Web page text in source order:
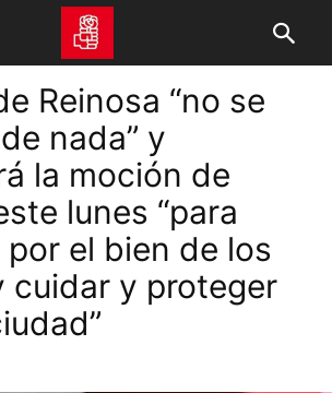
Reinosa “no se
nada” y
la moción de
lunes “para
el bien de los
cuidar y proteger